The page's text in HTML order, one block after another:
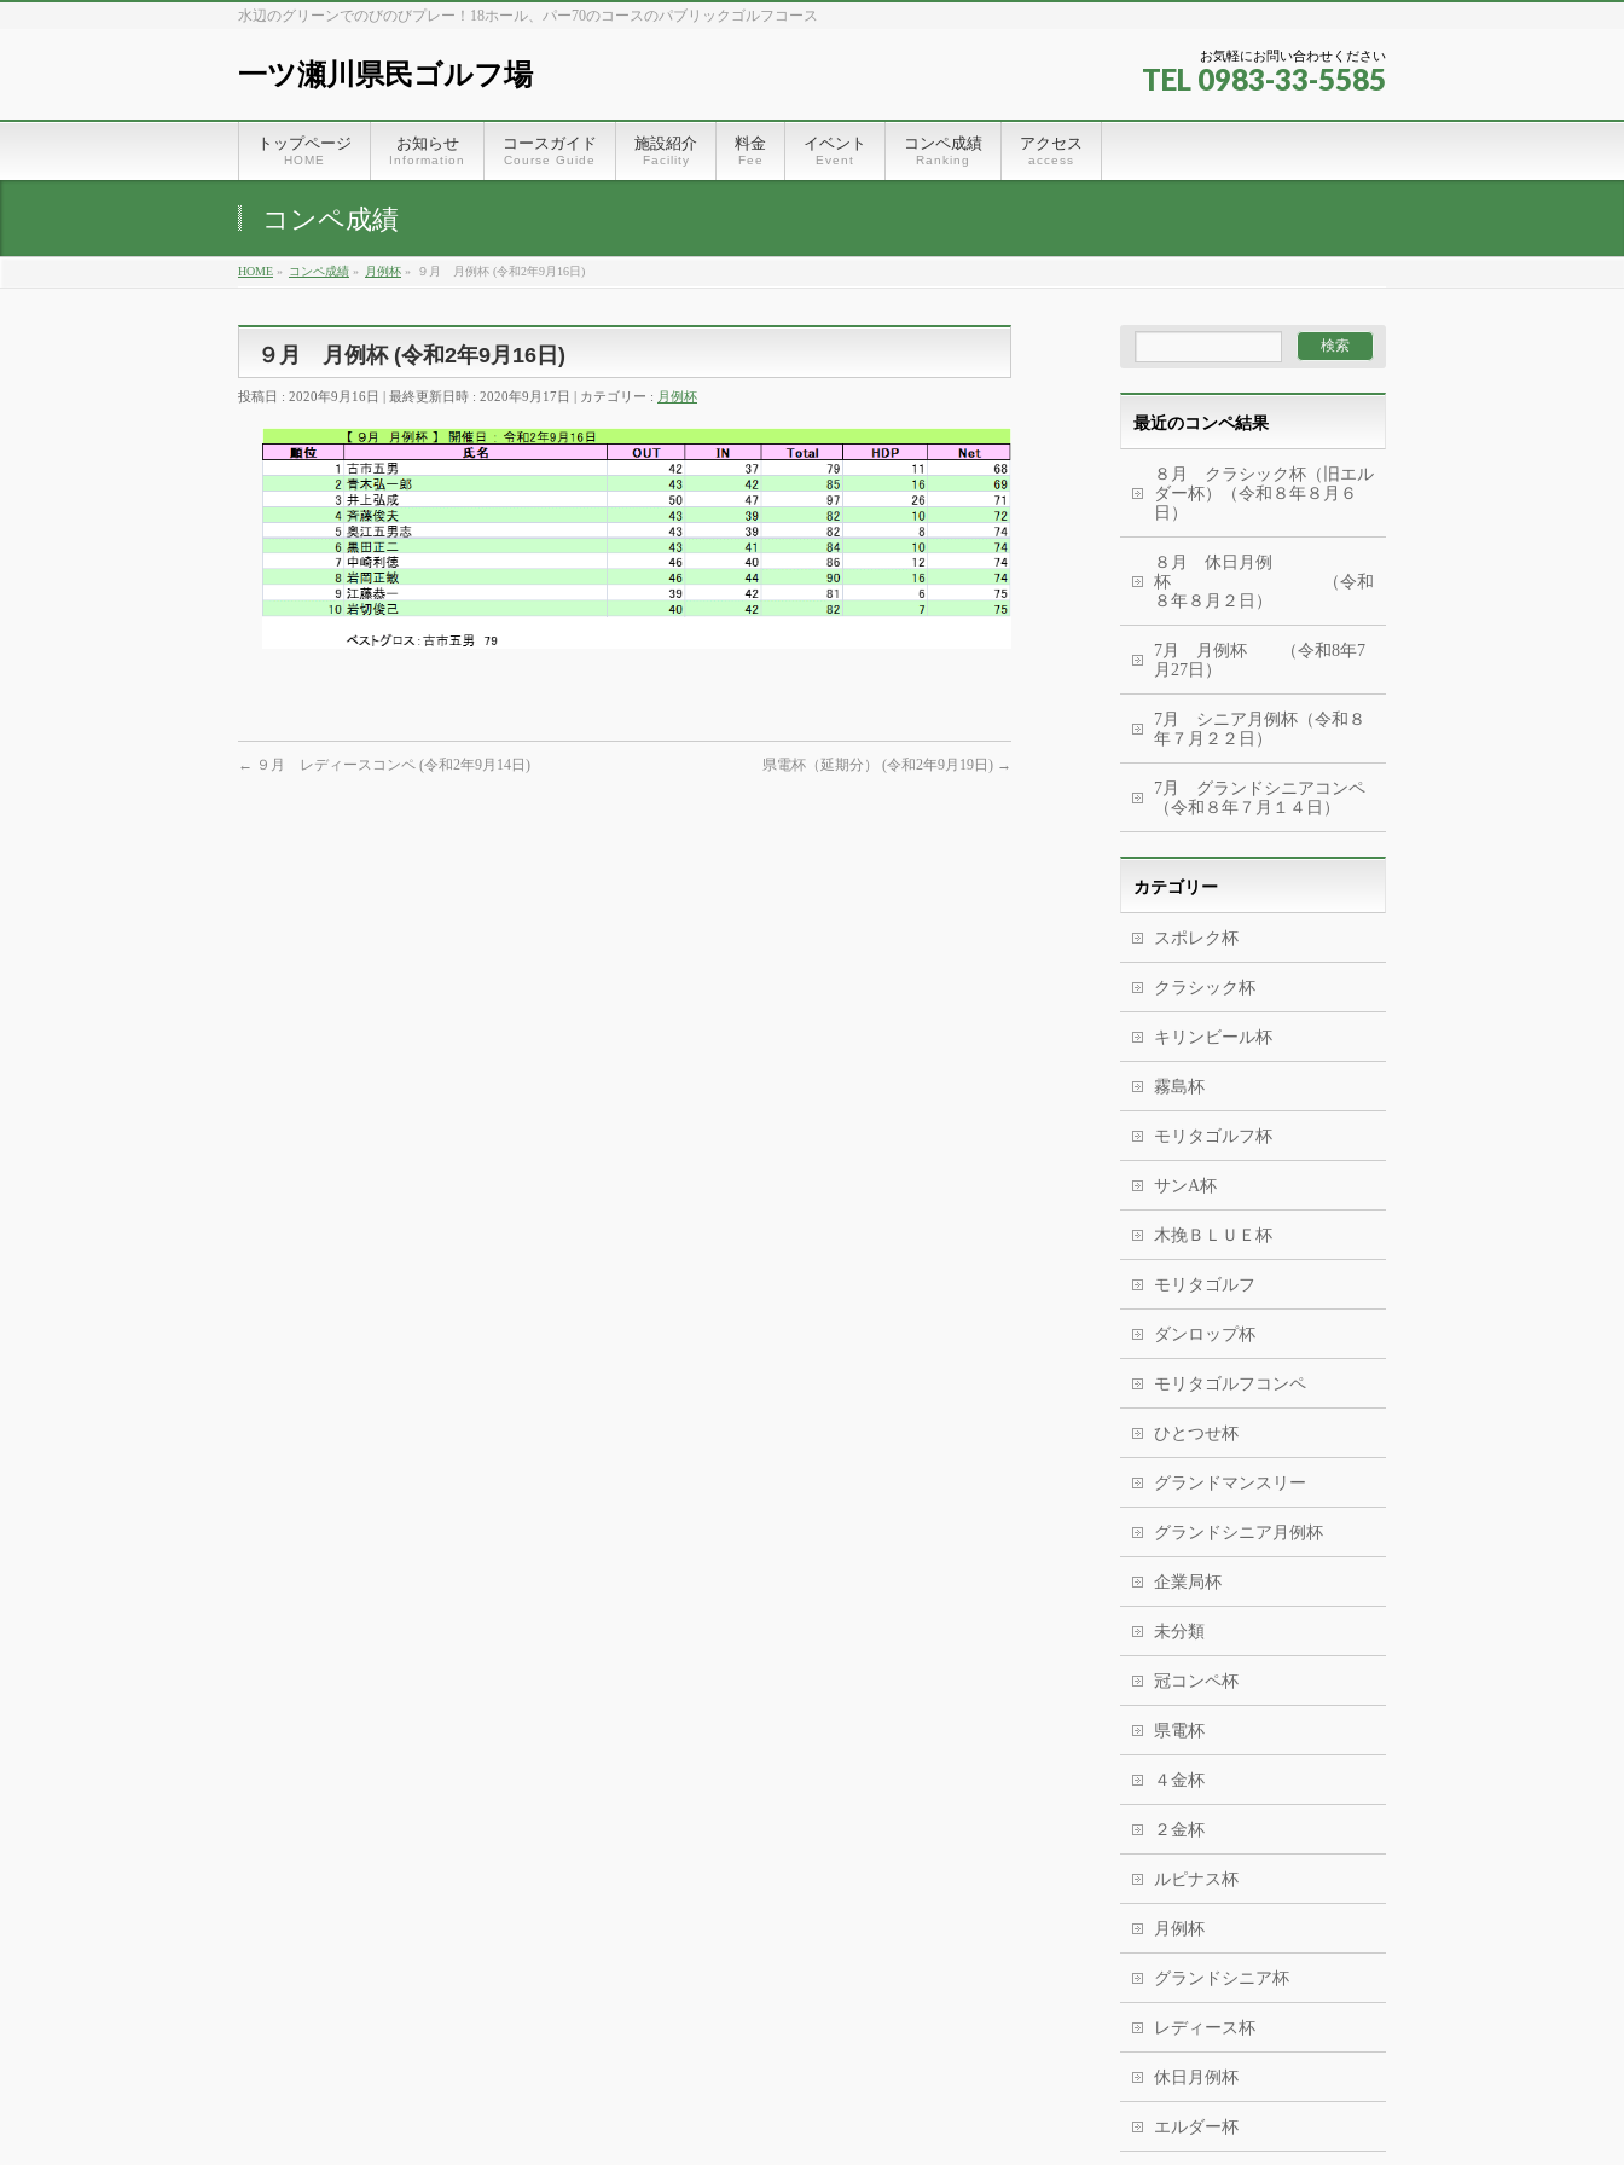
水辺のグリーンでのびのびプレー！18ホール、パー70のコースのパブリックゴルフコース
一ツ瀬川県民ゴルフ場
お気軽にお問い合わせください
TEL 0983-33-5585
トップページ
HOME
お知らせ
Information
コースガイド
Course Guide
施設紹介
Facility
料金
Fee
イベント
Event
コンペ成績
Ranking
アクセス
access
コンペ成績
HOME » コンペ成績 » 月例杯 » ９月 月例杯 (令和2年9月16日)
９月 月例杯 (令和2年9月16日)
投稿日 : 2020年9月16日 最終更新日時 : 2020年9月17日 カテゴリー : 月例杯
← ９月 レディースコンペ (令和2年9月14日) 県電杯（延期分） (令和2年9月19日) →
最近のコンペ結果
８月 クラシック杯（旧エル
ダー杯）（令和８年８月６
日）
８月 休日月例
杯 （令和
８年８月２日）
7月 月例杯 （令和8年7
月27日）
7月 シニア月例杯（令和８
年７月２２日）
7月 グランドシニアコンペ
（令和８年７月１４日）
カテゴリー
スポレク杯
クラシック杯
キリンビール杯
霧島杯
モリタゴルフ杯
サンA杯
木挽ＢＬＵＥ杯
モリタゴルフ
ダンロップ杯
モリタゴルフコンペ
ひとつせ杯
グランドマンスリー
グランドシニア月例杯
企業局杯
未分類
冠コンペ杯
県電杯
４金杯
２金杯
ルピナス杯
月例杯
グランドシニア杯
レディース杯
休日月例杯
エルダー杯